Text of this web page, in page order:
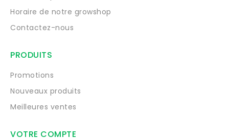
Horaire de notre growshop
Contactez-nous
PRODUITS
Promotions
Nouveaux produits
Meilleures ventes
VOTRE COMPTE